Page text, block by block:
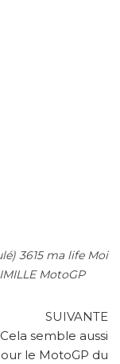
3615 ma life Moi
MotoGP
SUIVANTE
semble aussi
le MotoGP du